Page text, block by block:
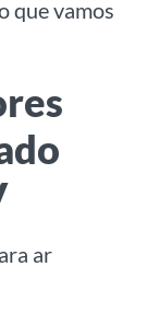
que vamos
ar